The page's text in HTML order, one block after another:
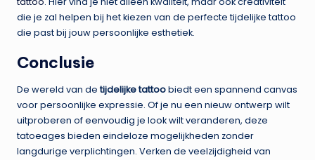
die je zal helpen bij het kiezen van de perfecte tijdelijke tattoo
die past bij jouw persoonlijke esthetiek.
Conclusie
De wereld van detijdelijke tattoobiedt een spannend canvas
voor persoonlijke expressie. Of je nu een nieuw ontwerp wilt
uitproberen of eenvoudig je look wilt veranderen, deze
tatoeages bieden eindeloze mogelijkheden zonder
langdurige verplichtingen. Verken de veelzijdigheid van